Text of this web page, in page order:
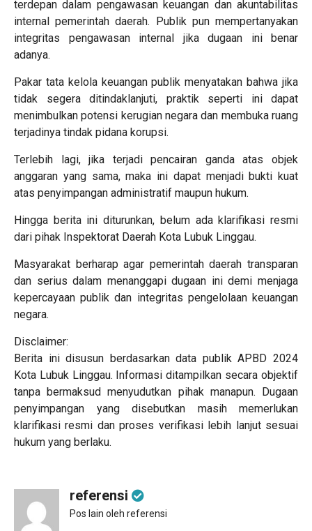
terdepan dalam pengawasan keuangan dan akuntabilitas
internal pemerintah daerah. Publik pun mempertanyakan
integritas pengawasan internal jika dugaan ini benar
adanya.
Pakar tata kelola keuangan publik menyatakan bahwa jika
tidak segera ditindaklanjuti, praktik seperti ini dapat
menimbulkan potensi kerugian negara dan membuka ruang
terjadinya tindak pidana korupsi.
Terlebih lagi, jika terjadi pencairan ganda atas objek
anggaran yang sama, maka ini dapat menjadi bukti kuat
atas penyimpangan administratif maupun hukum.
Hingga berita ini diturunkan, belum ada klarifikasi resmi
dari pihak Inspektorat Daerah Kota Lubuk Linggau.
Masyarakat berharap agar pemerintah daerah transparan
dan serius dalam menanggapi dugaan ini demi menjaga
kepercayaan publik dan integritas pengelolaan keuangan
negara.
Disclaimer:
Berita ini disusun berdasarkan data publik APBD 2024
Kota Lubuk Linggau. Informasi ditampilkan secara objektif
tanpa bermaksud menyudutkan pihak manapun. Dugaan
penyimpangan yang disebutkan masih memerlukan
klarifikasi resmi dan proses verifikasi lebih lanjut sesuai
hukum yang berlaku.
referensi
Pos lain oleh referensi